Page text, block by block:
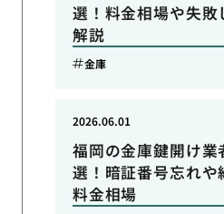
選！料金相場や失敗
解説
金庫
福岡の金庫鍵開け業
選！暗証番号忘れや
料金相場
2026.06.01